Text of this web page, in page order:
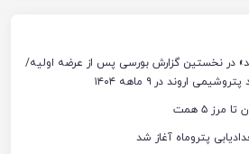
در نخستین گزارش بورسی پس از عرضه اولیه/
۵ همت
پتروماه آغاز شد